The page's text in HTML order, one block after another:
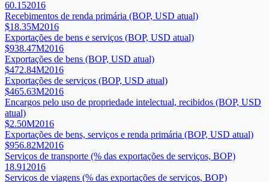
60.152016
Recebimentos de renda primária (BOP, USD atual)
$18.35M2016
Exportações de bens e serviços (BOP, USD atual)
$938.47M2016
Exportações de bens (BOP, USD atual)
$472.84M2016
Exportações de serviços (BOP, USD atual)
$465.63M2016
Encargos pelo uso de propriedade intelectual, recibidos (BOP, USD
atual)
$2.50M2016
Exportações de bens, serviços e renda primária (BOP, USD atual)
$956.82M2016
Serviços de transporte (% das exportações de serviços, BOP)
18.91 2016
Serviços de viagens (% das exportações de serviços, BOP)